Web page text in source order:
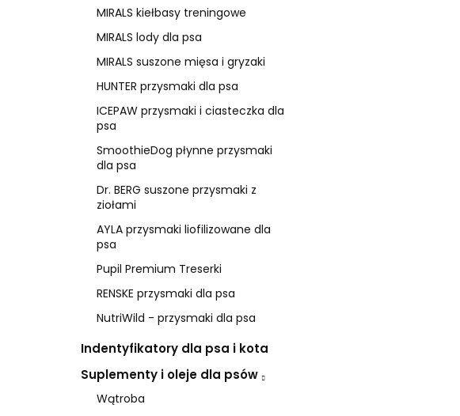
MIRALS kiełbasy treningowe
MIRALS lody dla psa
MIRALS suszone mięsa i gryzaki
HUNTER przysmaki dla psa
ICEPAW przysmaki i ciasteczka dla
psa
SmoothieDog płynne przysmaki
dla psa
Dr. BERG suszone przysmaki z
ziołami
AYLA przysmaki liofilizowane dla
psa
Pupil Premium Treserki
RENSKE przysmaki dla psa
NutriWild - przysmaki dla psa
Indentyfikatory dla psa i kota
Suplementy i oleje dla psów
Wątroba